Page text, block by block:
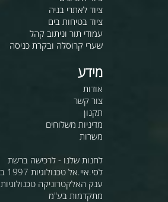
ציוד לאתרי בניה
ציוד בטיחות בים
עמודי תור וניתוב קהל
שערי קרוסלה ובקרת כניסה
מידע
אודות
צור קשר
תקנון
מדיניות משלוחים
משרות
לחנות שלנו - לרכישה ברשת
לסי.איי.אל טכנולוגיות 1997 בע"מ
ענק האלקטרוניקה טכנולוגיות
מתקדמות בע"מ